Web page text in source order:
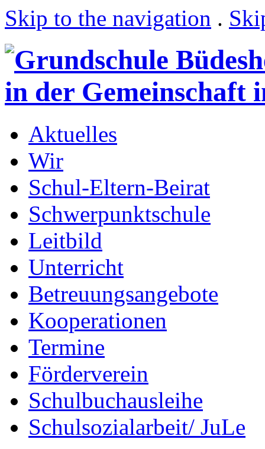
Skip to the navigation .
Aktuelles
Wir
Schul-Eltern-Beirat
Schwerpunktschule
Leitbild
Unterricht
Betreuungsangebote
Kooperationen
Termine
Förderverein
Schulbuchausleihe
Schulsozialarbeit/ JuLe